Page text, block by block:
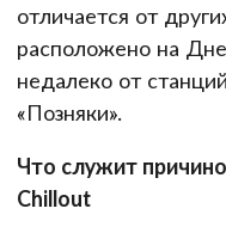
отличается от
расположено на
недалеко от
«Позняки».
Что служит
Chillout